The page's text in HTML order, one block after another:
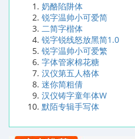
奶酪陷阱体
锐字温帅小可爱简
二简字楷体
锐字锐线怒放黑简1.0
锐字温帅小可爱繁
字体管家棉花糖
汉仪第五人格体
迷你简粗倩
汉仪铸字童年体W
默陌专辑手写体